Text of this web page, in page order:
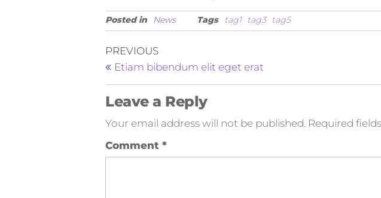
Posted in News Tags tag1 tag3 tag5
PREVIOUS
Etiam bibendum elit eget erat
Leave a Reply
Your email address will not be published. Required
Comment *